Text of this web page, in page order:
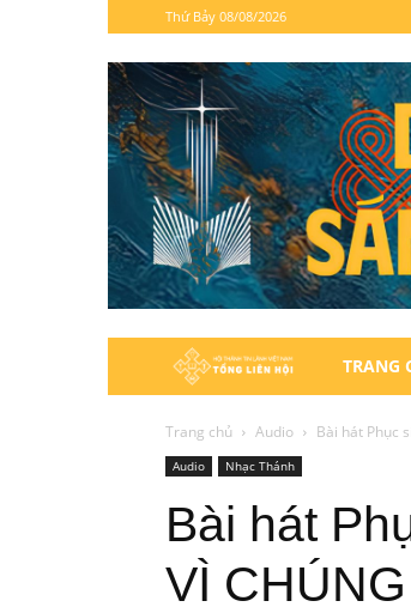
Thứ Bảy 08/08/2026
Hội
Thánh
Lành
Việt
TRANG
Trang chủ Audio Bài hát Phục
Audio Nhạc Thánh
Bài hát
VÌ